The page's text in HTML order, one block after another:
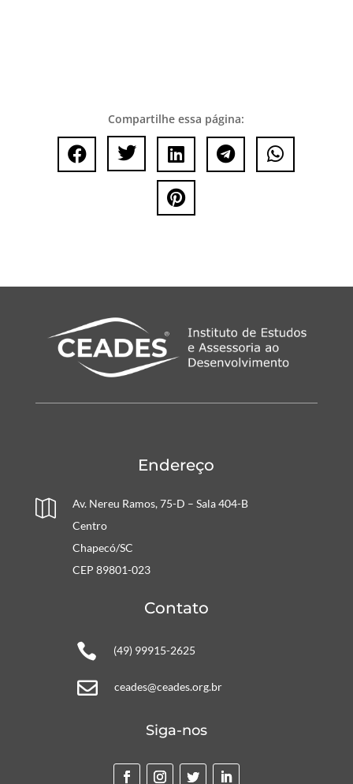
Compartilhe essa página:
    

Endereço

Av. Nereu Ramos, 75-D – Sala 404-B
Centro
Chapecó/SC
CEP 89801-023
Contato
 (49) 99915-2625
 ceades@ceades.org.br
Siga-nos